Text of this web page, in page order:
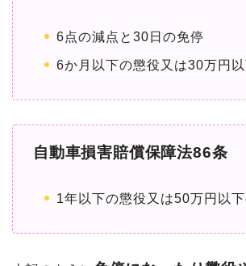
6点の減点と30日の免停
6か月以下の懲役又は30万円
自動車損害賠償保障法86条
1年以下の懲役又は50万円以